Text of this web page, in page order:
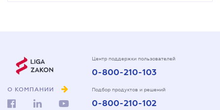
О КОМПАНИИ
Центр поддержки пользователей
0-800-210-103
Подбор продуктов и решений
0-800-210-102